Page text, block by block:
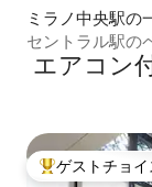
ミラノ中央駅の
セントラル駅の
エアコン
大好評のゲスト
ゲストチョイ